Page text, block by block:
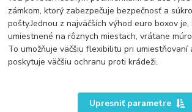
zámkom, ktorý zabezpečuje bezpečnosť a
pošty.Jednou z najväčších výhod euro boxov je,
umiestnené na rôznych miestach, vrátane
To umožňuje väčšiu flexibilitu pri umiestňovaní
poskytuje väčšiu ochranu proti krádeži.
Upresniť parametre